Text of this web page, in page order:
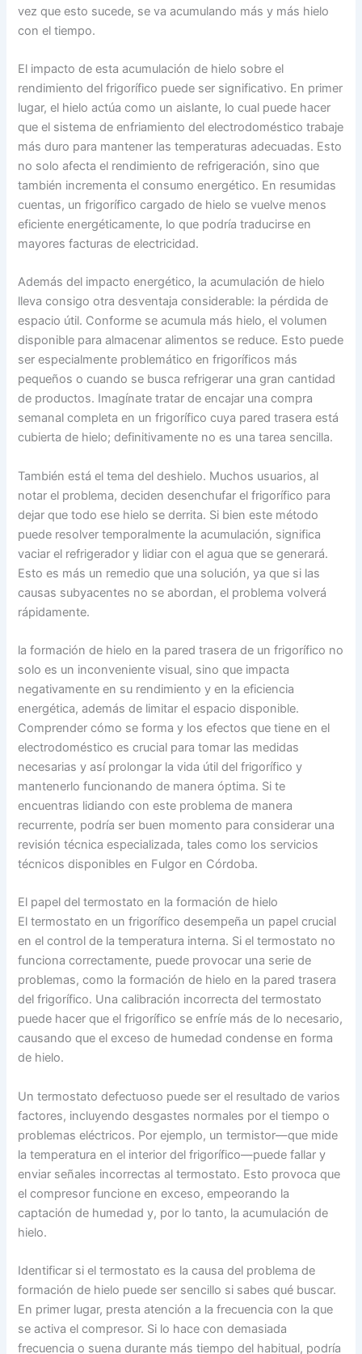
vez que esto sucede, se va acumulando más y más hielo
con el tiempo.
El impacto de esta acumulación de hielo sobre el
rendimiento del frigorífico puede ser significativo. En primer
lugar, el hielo actúa como un aislante, lo cual puede hacer
que el sistema de enfriamiento del electrodoméstico trabaje
más duro para mantener las temperaturas adecuadas. Esto
no solo afecta el rendimiento de refrigeración, sino que
también incrementa el consumo energético. En resumidas
cuentas, un frigorífico cargado de hielo se vuelve menos
eficiente energéticamente, lo que podría traducirse en
mayores facturas de electricidad.
Además del impacto energético, la acumulación de hielo
lleva consigo otra desventaja considerable: la pérdida de
espacio útil. Conforme se acumula más hielo, el volumen
disponible para almacenar alimentos se reduce. Esto puede
ser especialmente problemático en frigoríficos más
pequeños o cuando se busca refrigerar una gran cantidad
de productos. Imagínate tratar de encajar una compra
semanal completa en un frigorífico cuya pared trasera está
cubierta de hielo; definitivamente no es una tarea sencilla.
También está el tema del deshielo. Muchos usuarios, al
notar el problema, deciden desenchufar el frigorífico para
dejar que todo ese hielo se derrita. Si bien este método
puede resolver temporalmente la acumulación, significa
vaciar el refrigerador y lidiar con el agua que se generará.
Esto es más un remedio que una solución, ya que si las
causas subyacentes no se abordan, el problema volverá
rápidamente.
la formación de hielo en la pared trasera de un frigorífico no
solo es un inconveniente visual, sino que impacta
negativamente en su rendimiento y en la eficiencia
energética, además de limitar el espacio disponible.
Comprender cómo se forma y los efectos que tiene en el
electrodoméstico es crucial para tomar las medidas
necesarias y así prolongar la vida útil del frigorífico y
mantenerlo funcionando de manera óptima. Si te
encuentras lidiando con este problema de manera
recurrente, podría ser buen momento para considerar una
revisión técnica especializada, tales como los servicios
técnicos disponibles en Fulgor en Córdoba.
El papel del termostato en la formación de hielo
El termostato en un frigorífico desempeña un papel crucial
en el control de la temperatura interna. Si el termostato no
funciona correctamente, puede provocar una serie de
problemas, como la formación de hielo en la pared trasera
del frigorífico. Una calibración incorrecta del termostato
puede hacer que el frigorífico se enfríe más de lo necesario,
causando que el exceso de humedad condense en forma
de hielo.
Un termostato defectuoso puede ser el resultado de varios
factores, incluyendo desgastes normales por el tiempo o
problemas eléctricos. Por ejemplo, un termistor—que mide
la temperatura en el interior del frigorífico—puede fallar y
enviar señales incorrectas al termostato. Esto provoca que
el compresor funcione en exceso, empeorando la
captación de humedad y, por lo tanto, la acumulación de
hielo.
Identificar si el termostato es la causa del problema de
formación de hielo puede ser sencillo si sabes qué buscar.
En primer lugar, presta atención a la frecuencia con la que
se activa el compresor. Si lo hace con demasiada
frecuencia o suena durante más tiempo del habitual, podría